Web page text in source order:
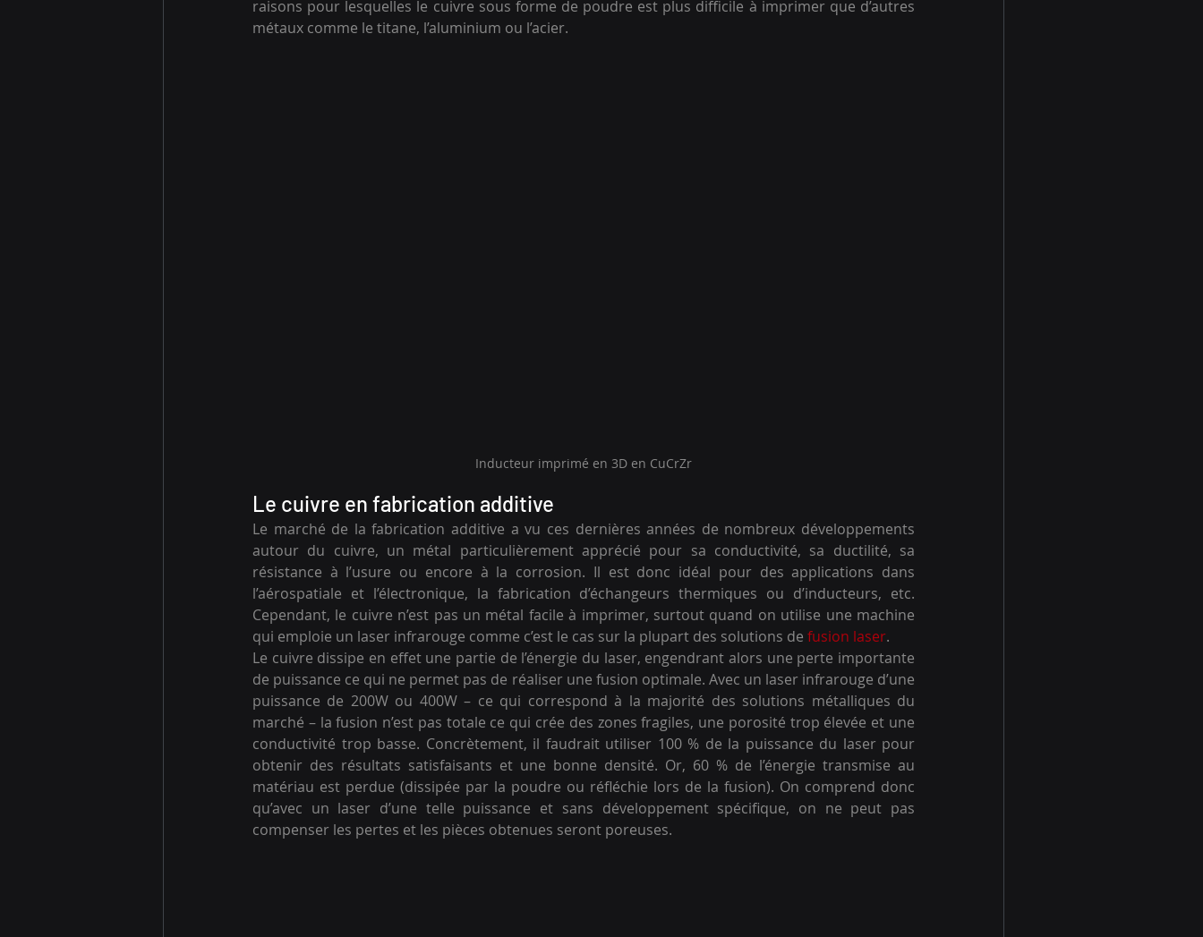
raisons pour lesquelles le cuivre sous forme de poudre est plus difficile à imprimer que d’autres
métaux comme le titane, l’aluminium ou l’acier.
Inducteur imprimé en 3D en CuCrZr
Le cuivre en fabrication additive
Le marché de la fabrication additive a vu ces dernières années de nombreux développements
autour du cuivre, un métal particulièrement apprécié pour sa conductivité, sa ductilité, sa
résistance à l’usure ou encore à la corrosion. Il est donc idéal pour des applications dans
l’aérospatiale et l’électronique, la fabrication d’échangeurs thermiques ou d’inducteurs, etc.
Cependant, le cuivre n’est pas un métal facile à imprimer, surtout quand on utilise une machine
qui emploie un laser infrarouge comme c’est le cas sur la plupart des solutions de fusion laser.
Le cuivre dissipe en effet une partie de l’énergie du laser, engendrant alors une perte importante
de puissance ce qui ne permet pas de réaliser une fusion optimale. Avec un laser infrarouge d’une
puissance de 200W ou 400W – ce qui correspond à la majorité des solutions métalliques du
marché – la fusion n’est pas totale ce qui crée des zones fragiles, une porosité trop élevée et une
conductivité trop basse. Concrètement, il faudrait utiliser 100 % de la puissance du laser pour
obtenir des résultats satisfaisants et une bonne densité. Or, 60 % de l’énergie transmise au
matériau est perdue (dissipée par la poudre ou réfléchie lors de la fusion). On comprend donc
qu’avec un laser d’une telle puissance et sans développement spécifique, on ne peut pas
compenser les pertes et les pièces obtenues seront poreuses.